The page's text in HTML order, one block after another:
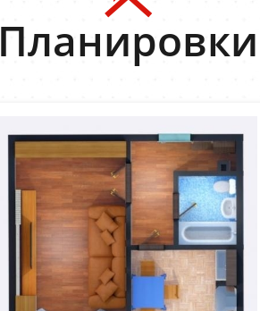
Планировки